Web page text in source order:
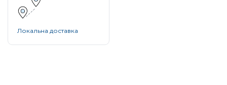
Локальна доставка